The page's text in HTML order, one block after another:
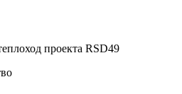
проекта RSD49